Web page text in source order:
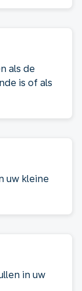
als de
is of als
uw kleine
in uw